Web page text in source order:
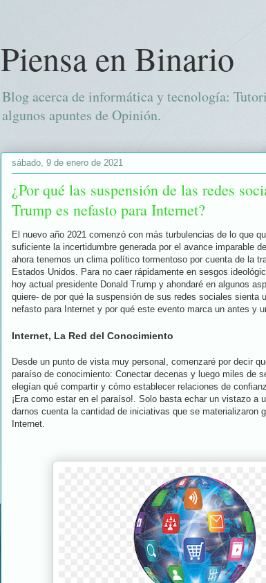
Piensa en Binario
Blog acerca de informática y tecnología:
algunos apuntes de Opinión.
sábado, 9 de enero de 2021
¿Por qué las suspensión de las redes
Trump es nefasto para Internet?
El nuevo año 2021 comenzó con más turbulencias de lo que
suficiente la incertidumbre generada por el avance imparable
ahora tenemos un clima político tormentoso por cuenta de la
Estados Unidos. Para no caer rápidamente en sesgos
hoy actual presidente Donald Trump y ahondaré en algunos
quiere- de por qué la suspensión de sus redes sociales sienta
nefasto para Internet y por qué este evento marca un antes y
Internet, La Red del Conocimiento
Desde un punto de vista muy personal, comenzaré por decir
paraíso de conocimiento: Conectar decenas y luego miles de
elegían qué compartir y cómo establecer relaciones de
¡Era como estar en el paraíso!. Solo basta echar un vistazo a
darnos cuenta la cantidad de iniciativas que se materializaron
Internet.